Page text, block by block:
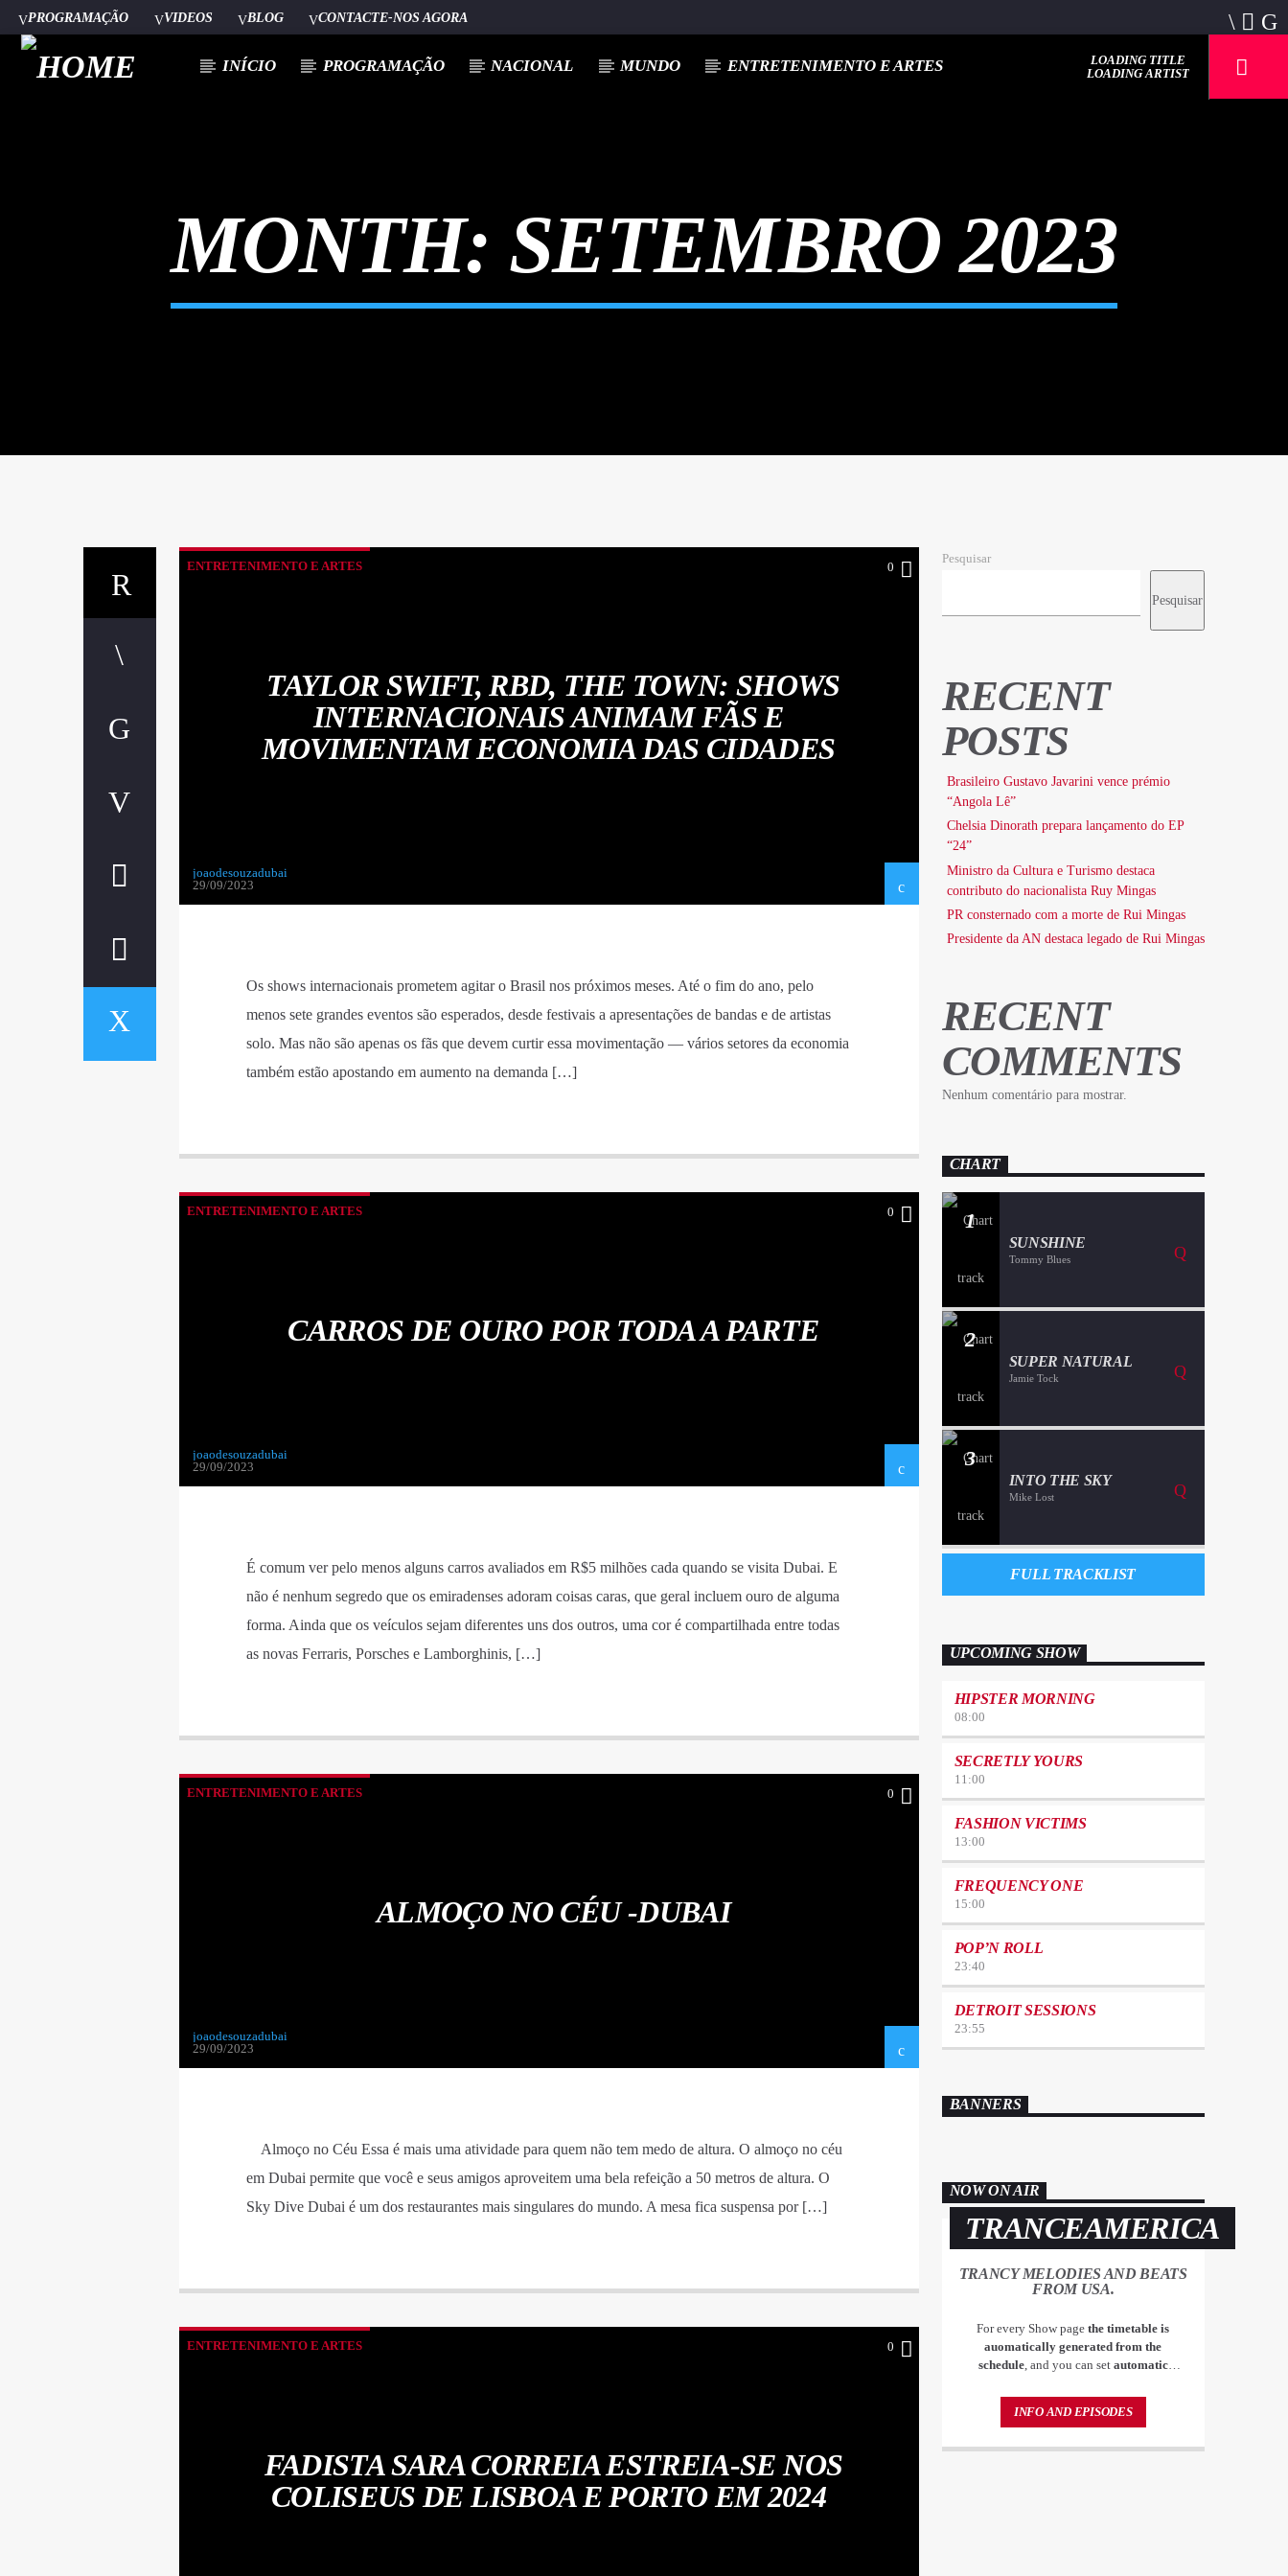
PROGRAMAÇÃO VIDEOS BLOG CONTACTE-NOS AGORA
INÍCIO PROGRAMAÇÃO NACIONAL MUNDO ENTRETENIMENTO E ARTES
LOADING TITLE
LOADING ARTIST
MONTH: SETEMBRO 2023
ENTRETENIMENTO E ARTES 0
TAYLOR SWIFT, RBD, THE TOWN: SHOWS
INTERNACIONAIS ANIMAM FÃS E
MOVIMENTAM ECONOMIA DAS CIDADES
joaodesouzadubai
29/09/2023
Os shows internacionais prometem agitar o Brasil nos próximos meses. Até o fim do ano, pelo
menos sete grandes eventos são esperados, desde festivais a apresentações de bandas e de artistas
solo. Mas não são apenas os fãs que devem curtir essa movimentação — vários setores da economia
também estão apostando em aumento na demanda […]
ENTRETENIMENTO E ARTES 0
CARROS DE OURO POR TODA A PARTE
joaodesouzadubai
29/09/2023
É comum ver pelo menos alguns carros avaliados em R$5 milhões cada quando se visita Dubai. E
não é nenhum segredo que os emiradenses adoram coisas caras, que geral incluem ouro de alguma
forma. Ainda que os veículos sejam diferentes uns dos outros, uma cor é compartilhada entre todas
as novas Ferraris, Porsches e Lamborghinis, […]
ENTRETENIMENTO E ARTES 0
ALMOÇO NO CÉU -DUBAI
joaodesouzadubai
29/09/2023
Almoço no Céu Essa é mais uma atividade para quem não tem medo de altura. O almoço no céu
em Dubai permite que você e seus amigos aproveitem uma bela refeição a 50 metros de altura. O
Sky Dive Dubai é um dos restaurantes mais singulares do mundo. A mesa fica suspensa por […]
ENTRETENIMENTO E ARTES 0
FADISTA SARA CORREIA ESTREIA-SE NOS
COLISEUS DE LISBOA E PORTO EM 2024
Pesquisar
Pesquisar
RECENT
POSTS
Brasileiro Gustavo Javarini vence prémio
“Angola Lê”
Chelsia Dinorath prepara lançamento do EP
“24”
Ministro da Cultura e Turismo destaca
contributo do nacionalista Ruy Mingas
PR consternado com a morte de Rui Mingas
Presidente da AN destaca legado de Rui Mingas
RECENT
COMMENTS
Nenhum comentário para mostrar.
CHART
1
SUNSHINE
Tommy Blues
2
SUPER NATURAL
Jamie Tock
3
INTO THE SKY
Mike Lost
FULL TRACKLIST
UPCOMING SHOW
HIPSTER MORNING
08:00
SECRETLY YOURS
11:00
FASHION VICTIMS
13:00
FREQUENCY ONE
15:00
POP’N ROLL
23:40
DETROIT SESSIONS
23:55
BANNERS
NOW ON AIR
TRANCEAMERICA
TRANCY MELODIES AND BEATS
FROM USA.
For every Show page the timetable is
auomatically generated from the
schedule, and you can set automatic
by simply choosing a category. Curabitur
id lacus felis. Sed justo mauris, auctor eget
eu congue nulla, et tincidunt justo.
INFO AND EPISODES